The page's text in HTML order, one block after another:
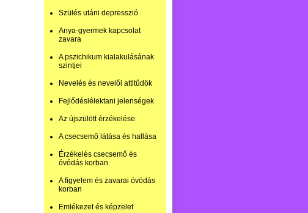
Szülés utáni depresszió
Anya-gyermek kapcsolat
zavara
A pszichikum kialakulásának
szintjei
Nevelés és nevelői attitűdök
Fejlődéslélektani jelenségek
Az újszülött érzékelése
A csecsemő látása és hallása
Érzékelés csecsemő és
óvódás korban
A figyelem és zavarai óvódás
korban
Emlékezet és képzelet